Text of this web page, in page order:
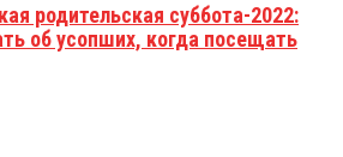
родительская суббота-2022:
об усопших, когда посещать